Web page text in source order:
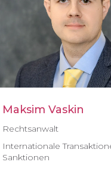
Maksim Vaskin
Rechtsanwalt
Internationale
Sanktionen